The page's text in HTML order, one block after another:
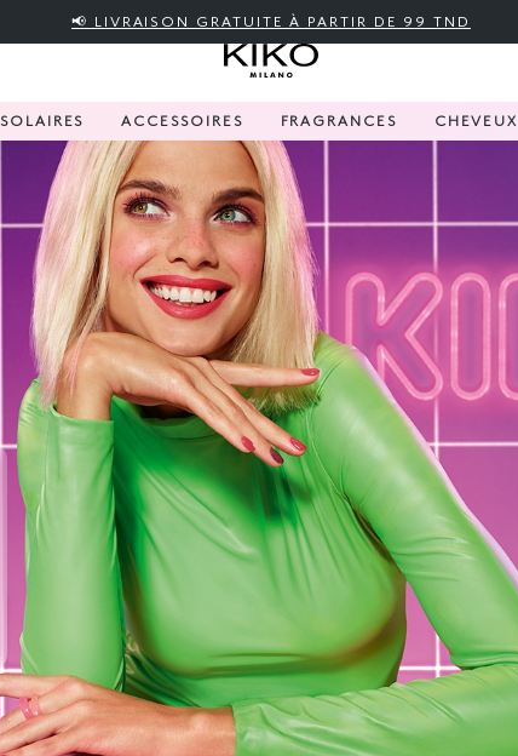
📢 LIVRAISON GRATUITE À PARTIR DE 99 TND
SOLAIRES ACCESSOIRES FRAGRANCES CHEVEUX